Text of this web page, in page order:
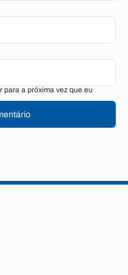
para a próxima vez que eu